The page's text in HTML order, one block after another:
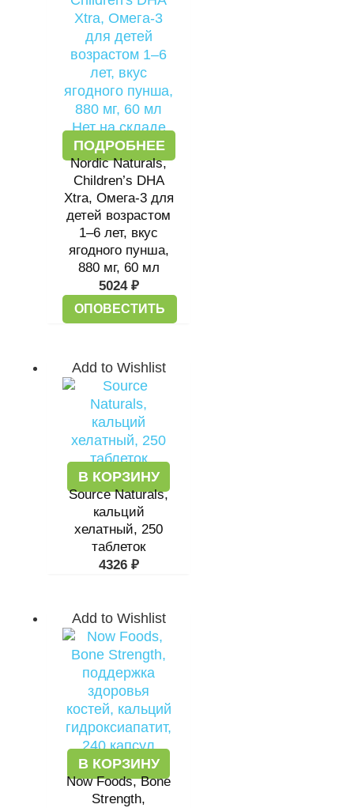
Нет на складе
ПОДРОБНЕЕ
Nordic Naturals,
Children’s DHA
Xtra, Омега-3 для
детей возрастом
1–6 лет, вкус
ягодного пунша,
880 мг, 60 мл
5024 ₽
ОПОВЕСТИТЬ
Add to Wishlist
В КОРЗИНУ
Source Naturals,
кальций
хелатный, 250
таблеток
4326 ₽
Add to Wishlist
В КОРЗИНУ
Now Foods, Bone
Strength,